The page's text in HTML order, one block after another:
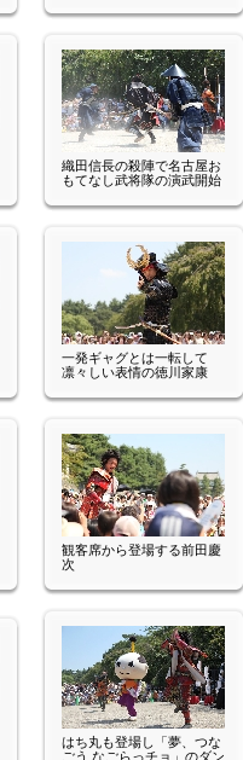
織田信長の殺陣で名古屋お
もてなし武将隊の演武開始
一発ギャグとは一転して
凛々しい表情の徳川家康
観客席から登場する前田慶
次
はち丸も登場し「夢、つな
ごう なごらっチョ」のダン